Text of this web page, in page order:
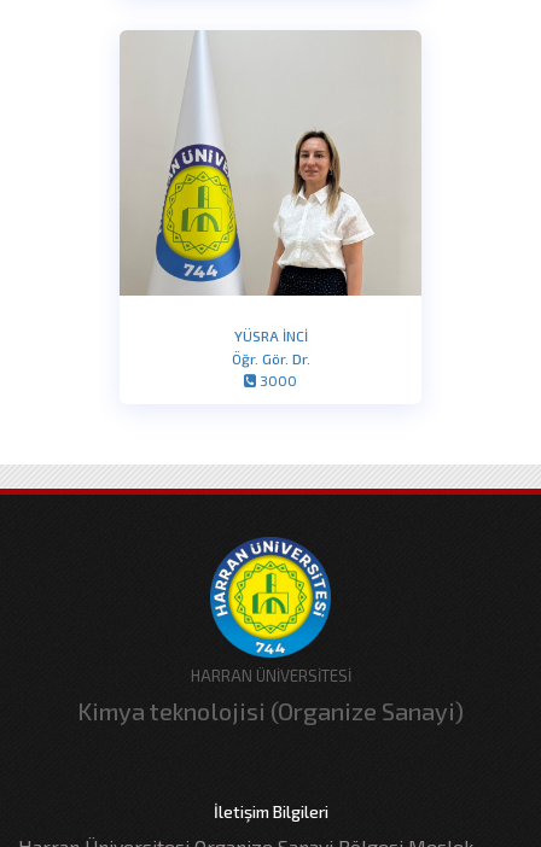
HARRAN ÜNİVERSİTESİ
Kimya teknolojisi (Organize Sanayi)
İletişim Bilgileri